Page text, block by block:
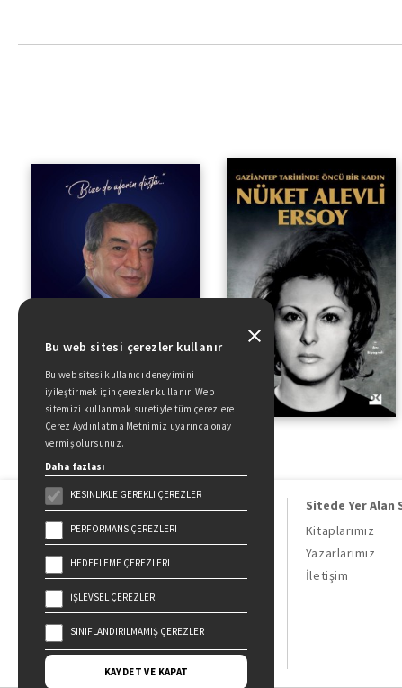
“Bize De ‘aferin’ Düştü...”
Doğan Kitap, bir Doğan Holding
kuruluşudur.
19 Mayıs Cad. Golden Plaza No:1 Kat:10
34360 / Şişli / İstanbul
Sitede Yer Alan
Kitaplarımız
Yazarlarımız
İletişim
Bu web sitesi çerezler kullanır
Bu web sitesi kullanıcı deneyimini
iyileştirmek için çerezler kullanır. Web
sitemizi kullanmak suretiyle tüm çerezlere
Çerez Aydınlatma Metnimiz uyarınca onay
vermiş olursunuz.
Daha fazlası
KESINLIKLE GEREKLI ÇEREZLER
PERFORMANS ÇEREZLERI
HEDEFLEME ÇEREZLERI
İŞLEVSEL ÇEREZLER
SINIFLANDIRILMAMIŞ ÇEREZLER
KAYDET VE KAPAT